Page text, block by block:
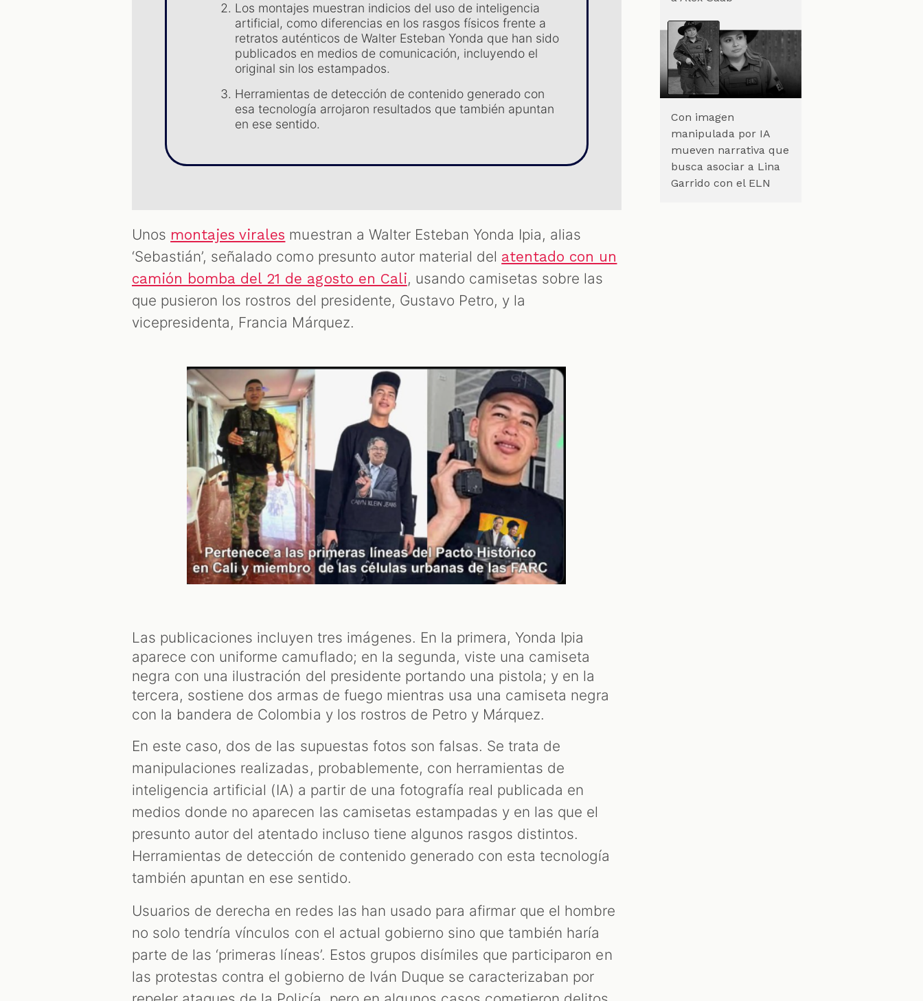
Los montajes muestran indicios del uso de inteligencia
artificial, como diferencias en los rasgos físicos frente a
retratos auténticos de Walter Esteban Yonda que han sido
publicados en medios de comunicación, incluyendo el
original sin los estampados.
Herramientas de detección de contenido generado con
esa tecnología arrojaron resultados que también apuntan
en ese sentido.
Unos montajes virales muestran a Walter Esteban Yonda Ipia, alias
‘Sebastián’, señalado como presunto autor material del atentado con un
camión bomba del 21 de agosto en Cali, usando camisetas sobre las
que pusieron los rostros del presidente, Gustavo Petro, y la
vicepresidenta, Francia Márquez.
Las publicaciones incluyen tres imágenes. En la primera, Yonda Ipia
aparece con uniforme camuflado; en la segunda, viste una camiseta
negra con una ilustración del presidente portando una pistola; y en la
tercera, sostiene dos armas de fuego mientras usa una camiseta negra
con la bandera de Colombia y los rostros de Petro y Márquez.
En este caso, dos de las supuestas fotos son falsas. Se trata de
manipulaciones realizadas, probablemente, con herramientas de
inteligencia artificial (IA) a partir de una fotografía real publicada en
medios donde no aparecen las camisetas estampadas y en las que el
presunto autor del atentado incluso tiene algunos rasgos distintos.
Herramientas de detección de contenido generado con esta tecnología
también apuntan en ese sentido.
Usuarios de derecha en redes las han usado para afirmar que el hombre
no solo tendría vínculos con el actual gobierno sino que también haría
parte de las ‘primeras líneas’. Estos grupos disímiles que participaron en
las protestas contra el gobierno de Iván Duque se caracterizaban por
Con imagen
manipulada por IA
mueven narrativa que
busca asociar a Lina
Garrido con el ELN